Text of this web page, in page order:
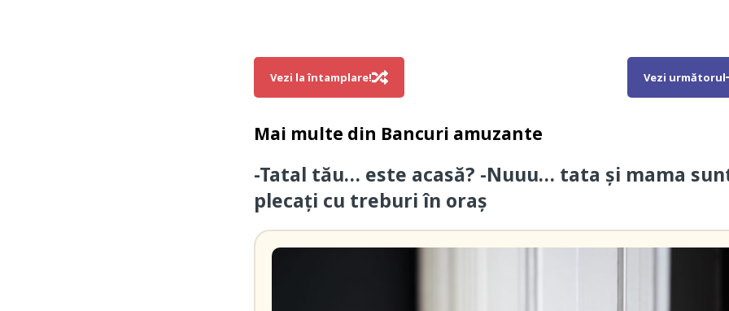
Vezi la întamplare! Vezi următorul
Mai multe din Bancuri amuzante
-Tatal tău… este acasă? -Nuuu… tata și mama
plecați cu treburi în oraș